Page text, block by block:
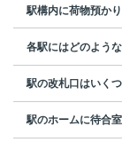
駅構内に荷物預か
各駅にはどのよう
駅の改札口はいく
駅のホームに待合